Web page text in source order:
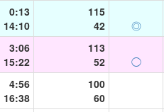
0:13
14:10
115
42
◎
3:06
15:22
113
52
◯
4:56
16:38
100
60